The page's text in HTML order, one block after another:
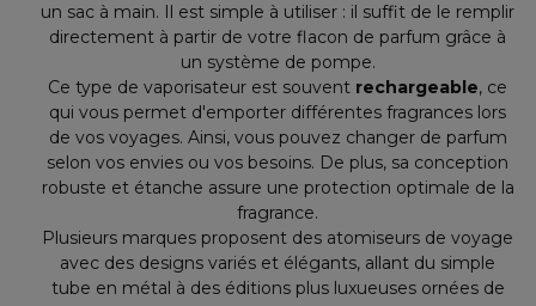
un sac à main. Il est simple à utiliser : il suffit de le remplir
directement à partir de votre flacon de parfum grâce à
un système de pompe.
Ce type de vaporisateur est souvent rechargeable, ce
qui vous permet d'emporter différentes fragrances lors
de vos voyages. Ainsi, vous pouvez changer de parfum
selon vos envies ou vos besoins. De plus, sa conception
robuste et étanche assure une protection optimale de la
fragrance.
Plusieurs marques proposent des atomiseurs de voyage
avec des designs variés et élégants, allant du simple
tube en métal à des éditions plus luxueuses ornées de